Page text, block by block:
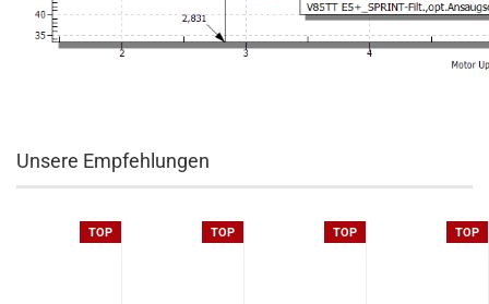
Unsere Empfehlungen
TOP TOP TOP TOP